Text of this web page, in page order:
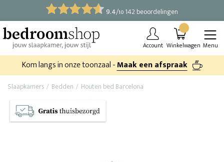
9.4/10 142 beoordelingen
Account Winkelwagen Menu
Kom langs in onze toonzaal -Maak een afspraak
Slaapkamers Bedden Houten bed Barcelona